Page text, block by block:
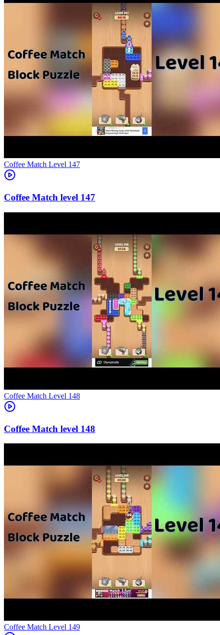
Level 147
147
Level 148
148
Level 149